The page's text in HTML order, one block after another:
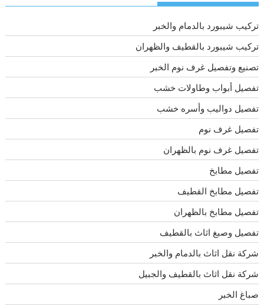
تركيب شيبورد بالدمام والخبر
تركيب شيبورد بالقطيف والظهران
تصنيع وتفصيل غرف نوم الخبر
تفصيل أبواب وطاولات خشب
تفصيل دواليب وأسره خشب
تفصيل غرف نوم
تفصيل غرف نوم بالظهران
تفصيل مطابخ
تفصيل مطابخ القطيف
تفصيل مطابخ بالظهران
تفصيل وصبغ اثاث بالقطيف
شركة نقل اثاث بالدمام والخبر
شركة نقل اثاث بالقطيف والجبيل
صباغ الخبر